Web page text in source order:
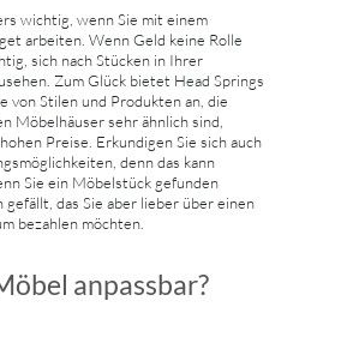
wichtig, wenn Sie mit einem
arbeiten. Wenn Geld keine Rolle
sich nach Stücken in Ihrer
Zum Glück bietet Head Springs
von Stilen und Produkten an, die
Möbelhäuser sehr ähnlich sind,
Preise. Erkundigen Sie sich auch
denn das kann
Sie ein Möbelstück gefunden
gefällt, das Sie aber lieber über einen
bezahlen möchten.
anpassbar?